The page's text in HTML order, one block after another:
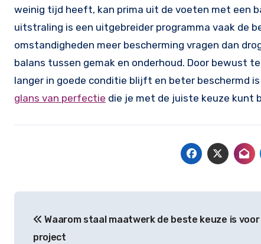
weinig tijd heeft, kan prima uit de voeten met een
uitstraling is een uitgebreider programma vaak de
omstandigheden meer bescherming vragen dan
balans tussen gemak en onderhoud. Door bewust
langer in goede conditie blijft en beter beschermd
glans van perfectie die je met de juiste keuze kunt
navigatie
Waarom staal maatwerk de beste keuze is voor
project